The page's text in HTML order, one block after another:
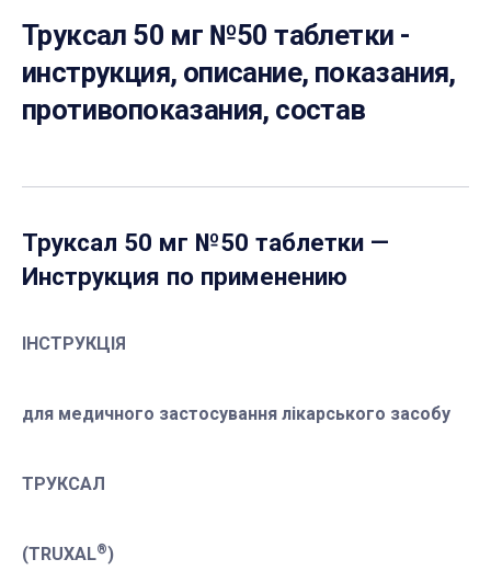
Труксал 50 мг №50 таблетки -
инструкция, описание, показания,
противопоказания, состав
Труксал 50 мг №50 таблетки —
Инструкция по применению
ІНСТРУКЦІЯ
для медичного застосування лікарського засобу
ТРУКСАЛ
(TRUXAL®)